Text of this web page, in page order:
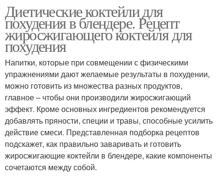
Диетические коктейли для
похудения в блендере. Рецепт
жиросжигающего коктейля для
похудения
Напитки, которые при совмещении с физическими
упражнениями дают желаемые результаты в похудении,
можно готовить из множества разных продуктов,
главное – чтобы они производили жиросжигающий
эффект. Кроме основных ингредиентов рекомендуется
добавлять пряности, специи и травы, способные усилить
действие смеси. Представленная подборка рецептов
подскажет, как правильно заваривать и готовить
жиросжигающие коктейли в блендере, какие компоненты
сочетаются между собой.